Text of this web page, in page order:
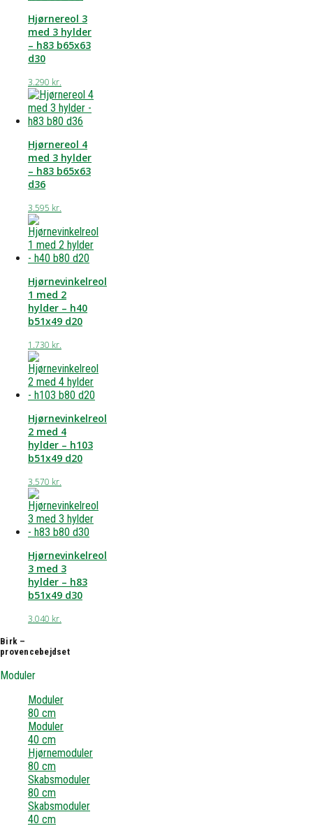
Hjørnereol 3
med 3 hylder
– h83 b65x63
d30
3.290 kr.
Hjørnereol 4
med 3 hylder
– h83 b65x63
d36
3.595 kr.
Hjørnevinkelreol
1 med 2
hylder – h40
b51x49 d20
1.730 kr.
Hjørnevinkelreol
2 med 4
hylder – h103
b51x49 d20
3.570 kr.
Hjørnevinkelreol
3 med 3
hylder – h83
b51x49 d30
3.040 kr.
Birk –
provencebejdset
Moduler
Moduler
80 cm
Moduler
40 cm
Hjørnemoduler
80 cm
Skabsmoduler
80 cm
Skabsmoduler
40 cm